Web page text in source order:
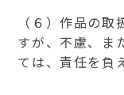
（６）作品の
すが、不慮、ま
ては、責任を負